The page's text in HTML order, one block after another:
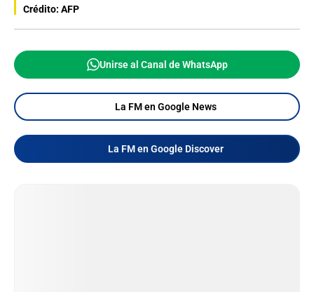
Crédito: AFP
Unirse al Canal de WhatsApp
La FM en Google News
La FM en Google Discover